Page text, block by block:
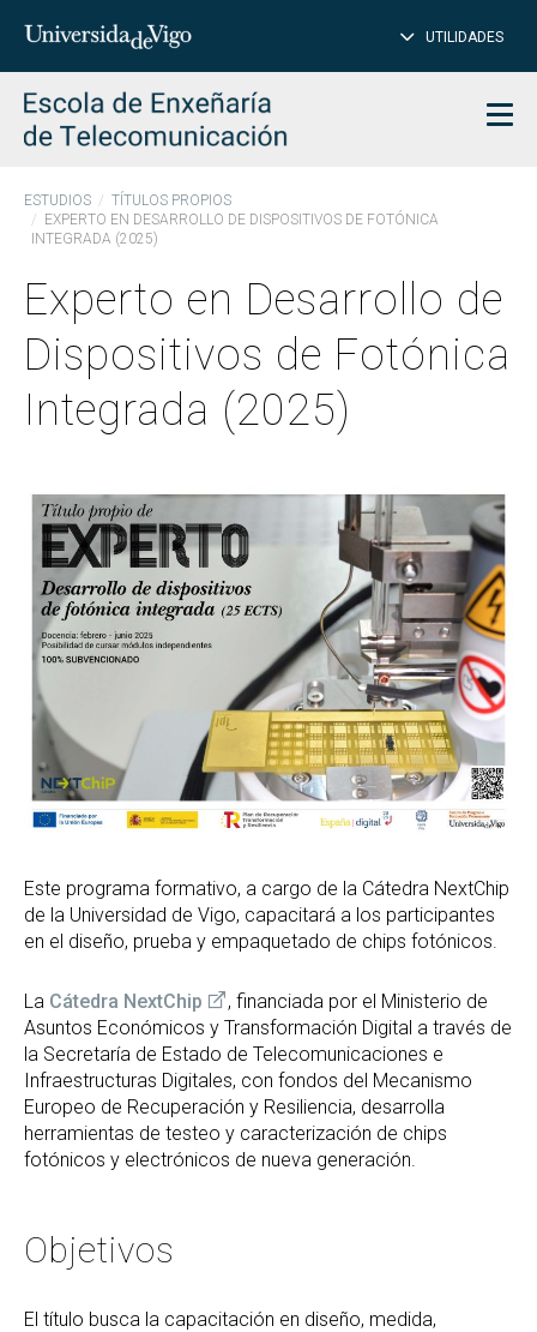
Insertar
para
buscar
UTILIDADES
ESTUDIOS
TÍTULOS PROPIOS
EXPERTO EN DESARROLLO DE DISPOSITIVOS DE FOTÓNICA
INTEGRADA (2025)
Experto en Desarrollo de
Dispositivos de Fotónica
Integrada (2025)
Este programa formativo, a cargo de la Cátedra NextChip
de la Universidad de Vigo, capacitará a los participantes
en el diseño, prueba y empaquetado de chips fotónicos.
La Cátedra NextChip
, financiada por el Ministerio de
Asuntos Económicos y Transformación Digital a través de
la Secretaría de Estado de Telecomunicaciones e
Infraestructuras Digitales, con fondos del Mecanismo
Europeo de Recuperación y Resiliencia, desarrolla
herramientas de testeo y caracterización de chips
fotónicos y electrónicos de nueva generación.
Objetivos
El título busca la capacitación en diseño, medida,